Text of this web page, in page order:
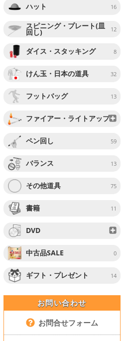
ハット 16
スピニング・プレート(皿
回し) 12
ダイス・スタッキング 8
けん玉・日本の道具 32
フットバッグ 13
ファイアー・ライトアップ
ペン回し 59
バランス 13
その他道具 75
書籍 11
DVD
中古品SALE 0
ギフト・プレゼント 14
お問い合わせ
お問合せフォーム